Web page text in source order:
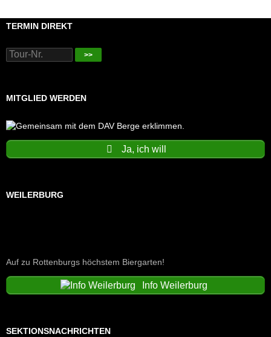
TERMIN DIREKT
>>
MITGLIED WERDEN
Ja, ich will
WEILERBURG
Auf zu Rottenburgs höchstem Biergarten!
Info Weilerburg
SEKTIONSNACHRICHTEN